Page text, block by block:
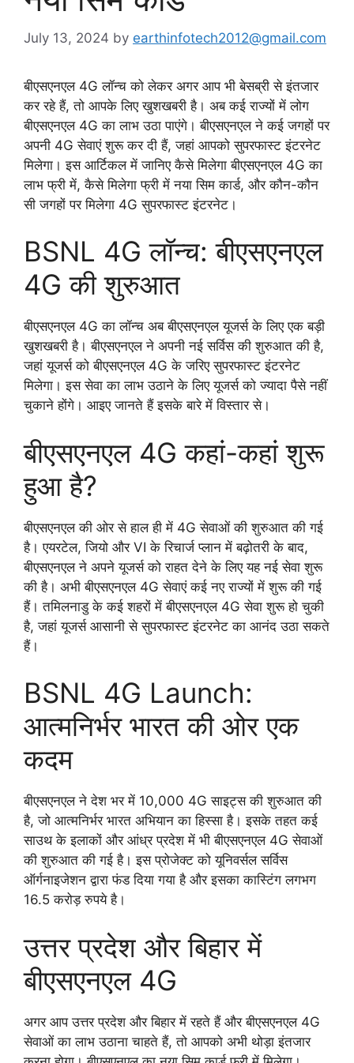
July 13, 2024 by earthinfotech2012@gmail.com
बीएसएनएल 4G लॉन्च को लेकर अगर आप भी बेसब्री से इंतजार
कर रहे हैं, तो आपके लिए खुशखबरी है। अब कई राज्यों में लोग
बीएसएनएल 4G का लाभ उठा पाएंगे। बीएसएनएल ने कई जगहों पर
अपनी 4G सेवाएं शुरू कर दी हैं, जहां आपको सुपरफास्ट इंटरनेट
मिलेगा। इस आर्टिकल में जानिए कैसे मिलेगा बीएसएनएल 4G का
लाभ फ्री में, कैसे मिलेगा फ्री में नया सिम कार्ड, और कौन-कौन
सी जगहों पर मिलेगा 4G सुपरफास्ट इंटरनेट।
BSNL 4G लॉन्च: बीएसएनएल
4G की शुरुआत
बीएसएनएल 4G का लॉन्च अब बीएसएनएल यूजर्स के लिए एक बड़ी
खुशखबरी है। बीएसएनएल ने अपनी नई सर्विस की शुरुआत की है,
जहां यूजर्स को बीएसएनएल 4G के जरिए सुपरफास्ट इंटरनेट
मिलेगा। इस सेवा का लाभ उठाने के लिए यूजर्स को ज्यादा पैसे नहीं
चुकाने होंगे। आइए जानते हैं इसके बारे में विस्तार से।
बीएसएनएल 4G कहां-कहां शुरू
हुआ है?
बीएसएनएल की ओर से हाल ही में 4G सेवाओं की शुरुआत की गई
है। एयरटेल, जियो और VI के रिचार्ज प्लान में बढ़ोतरी के बाद,
बीएसएनएल ने अपने यूजर्स को राहत देने के लिए यह नई सेवा शुरू
की है। अभी बीएसएनएल 4G सेवाएं कई नए राज्यों में शुरू की गई
हैं। तमिलनाडु के कई शहरों में बीएसएनएल 4G सेवा शुरू हो चुकी
है, जहां यूजर्स आसानी से सुपरफास्ट इंटरनेट का आनंद उठा सकते
हैं।
BSNL 4G Launch:
आत्मनिर्भर भारत की ओर एक
कदम
बीएसएनएल ने देश भर में 10,000 4G साइट्स की शुरुआत की
है, जो आत्मनिर्भर भारत अभियान का हिस्सा है। इसके तहत कई
साउथ के इलाकों और आंध्र प्रदेश में भी बीएसएनएल 4G सेवाओं
की शुरुआत की गई है। इस प्रोजेक्ट को यूनिवर्सल सर्विस
ऑर्गनाइजेशन द्वारा फंड दिया गया है और इसका कास्टिंग लगभग
16.5 करोड़ रुपये है।
उत्तर प्रदेश और बिहार में
बीएसएनएल 4G
अगर आप उत्तर प्रदेश और बिहार में रहते हैं और बीएसएनएल 4G
सेवाओं का लाभ उठाना चाहते हैं, तो आपको अभी थोड़ा इंतजार